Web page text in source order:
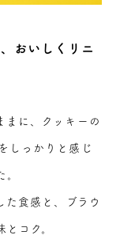
おいしくリニ
まに、クッキーの
しっかりと感じ
。
た食感と、ブラウ
コク。